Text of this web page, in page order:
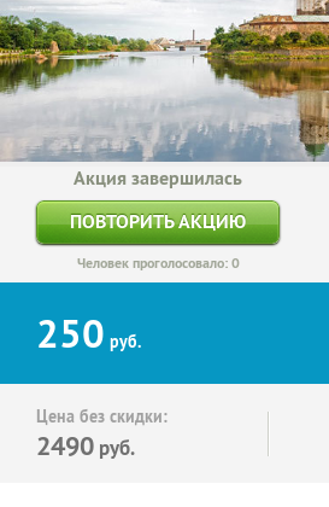
Акция завершилась
ПОВТОРИТЬ АКЦИЮ
Человек проголосовало: 0
250 руб.
Цена без скидки:
2490 руб.